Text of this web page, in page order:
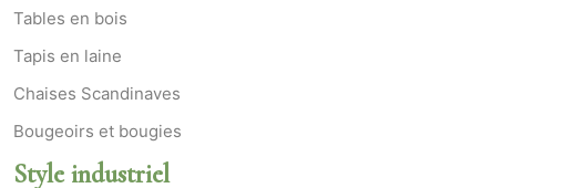
Tables en bois
Tapis en laine
Chaises Scandinaves
Bougeoirs et bougies
Style industriel